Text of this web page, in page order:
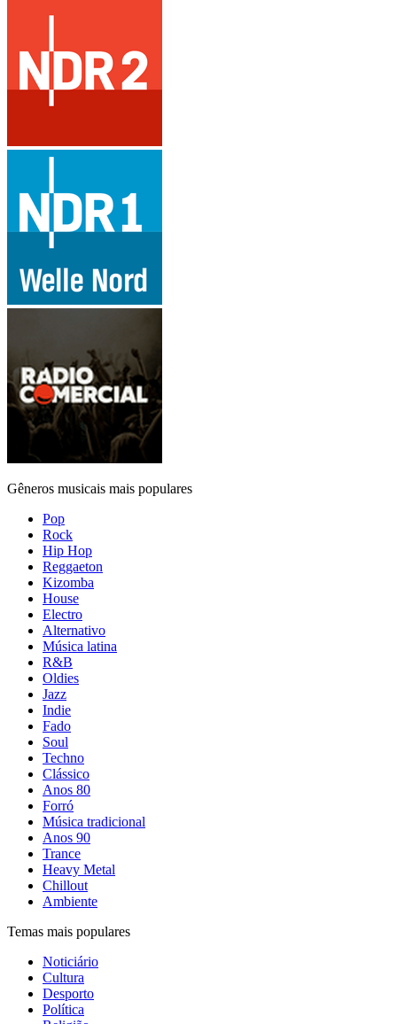
Gêneros musicais mais populares
Pop
Rock
Hip Hop
Reggaeton
Kizomba
House
Electro
Alternativo
Música latina
R&B
Oldies
Jazz
Indie
Fado
Soul
Techno
Clássico
Anos 80
Forró
Música tradicional
Anos 90
Trance
Heavy Metal
Chillout
Ambiente
Temas mais populares
Noticiário
Cultura
Desporto
Política